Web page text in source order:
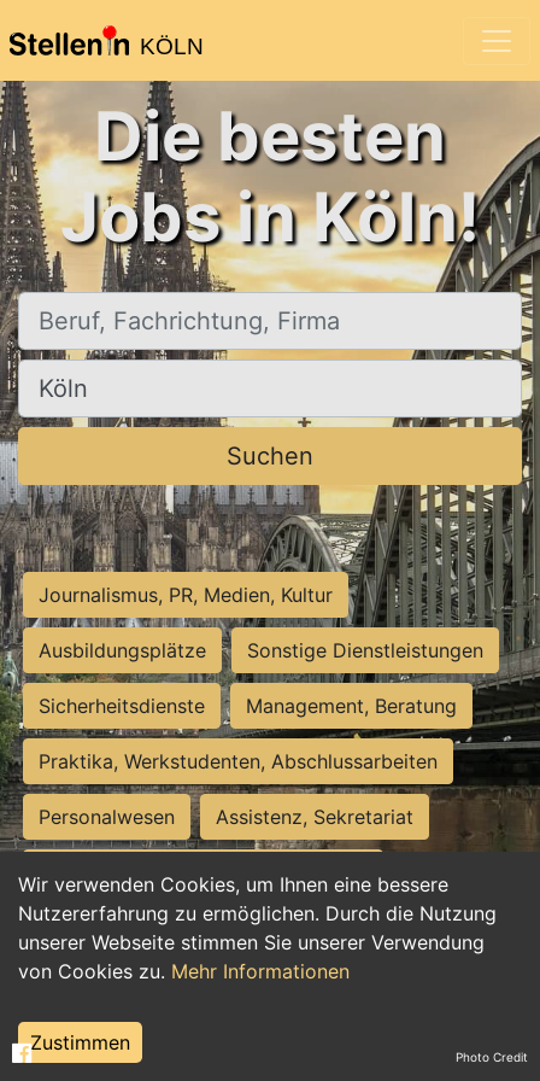
KÖLN
Wir verwenden Cookies, um Ihnen eine bessere
Nutzererfahrung zu ermöglichen. Durch die Nutzung
unserer Webseite stimmen Sie unserer Verwendung
von Cookies zu. Mehr Informationen
Zustimmen
Die besten
Jobs in Köln!
Beruf, Fachrichtung, Firma
Ort, Stadt
Suchen
Journalismus, PR, Medien, Kultur
Ausbildungsplätze Sonstige Dienstleistungen
Sicherheitsdienste Management, Beratung
Praktika, Werkstudenten, Abschlussarbeiten
Personalwesen Assistenz, Sekretariat
Hilfskräfte, Aushilfs- und Nebenjobs
Einkauf, Logistik, Materialwirtschaft
Weiterbildung, Studium, duale Ausbildung
Tourismus
Photo Credit